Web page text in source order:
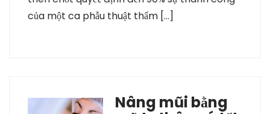
của một ca phẫu thuật thẩm […]
Nâng mũi bằng